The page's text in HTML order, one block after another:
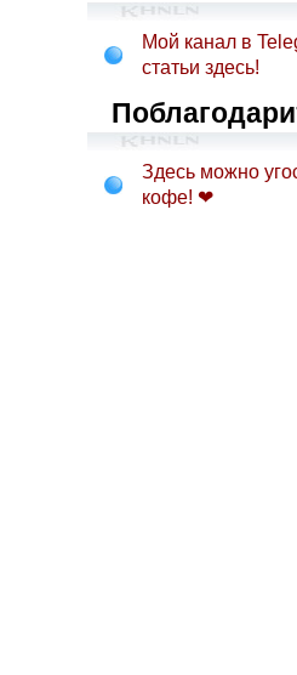
Мой канал в
статьи здесь!
Здесь можно
кофе! ❤